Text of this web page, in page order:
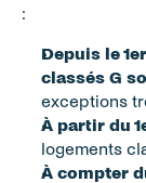
:
Depuis le
classés G
exceptions
À partir du
logements
À compter